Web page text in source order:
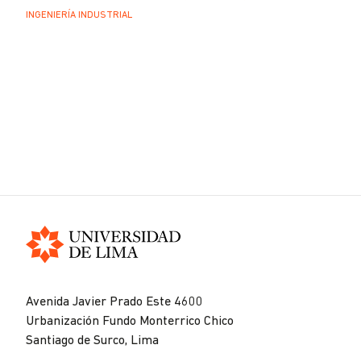
INGENIERÍA INDUSTRIAL
Avenida Javier Prado Este 4600
Urbanización Fundo Monterrico Chico
Santiago de Surco, Lima